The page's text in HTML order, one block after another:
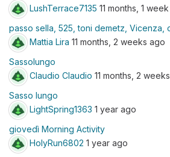
LushTerrace7135 11 months, 1
passo sella, 525, toni demetz, Vicenza,
Mattia Lira 11 months, 2 weeks ago
Sassolungo
Claudio Claudio 11 months, 2
Sasso lungo
LightSpring1363 1 year ago
giovedì Morning Activity
HolyRun6802 1 year ago